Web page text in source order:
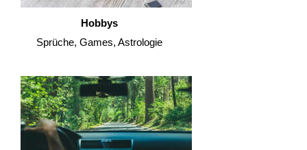
Hobbys
Sprüche, Games, Astrologie